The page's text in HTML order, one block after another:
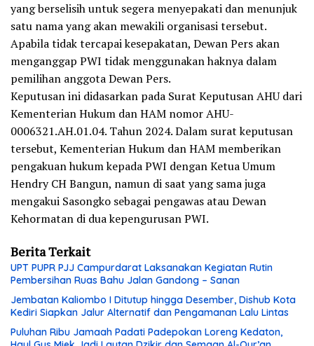
yang berselisih untuk segera menyepakati dan menunjuk
satu nama yang akan mewakili organisasi tersebut.
Apabila tidak tercapai kesepakatan, Dewan Pers akan
menganggap PWI tidak menggunakan haknya dalam
pemilihan anggota Dewan Pers.
Keputusan ini didasarkan pada Surat Keputusan AHU dari
Kementerian Hukum dan HAM nomor AHU-
0006321.AH.01.04. Tahun 2024. Dalam surat keputusan
tersebut, Kementerian Hukum dan HAM memberikan
pengakuan hukum kepada PWI dengan Ketua Umum
Hendry CH Bangun, namun di saat yang sama juga
mengakui Sasongko sebagai pengawas atau Dewan
Kehormatan di dua kepengurusan PWI.
Berita Terkait
UPT PUPR PJJ Campurdarat Laksanakan Kegiatan Rutin
Pembersihan Ruas Bahu Jalan Gandong – Sanan
Jembatan Kaliombo I Ditutup hingga Desember, Dishub Kota
Kediri Siapkan Jalur Alternatif dan Pengamanan Lalu Lintas
Puluhan Ribu Jamaah Padati Padepokan Loreng Kedaton,